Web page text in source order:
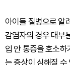
아이들 질병으로 알
감염자의 경우 대부
입 안 통증을 호소
는 증상이 심해질 수